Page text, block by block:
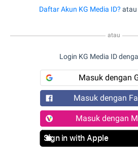
Daftar Akun KG Media ID? atau
atau
Login KG Media ID
Masuk dengan
Masuk dengan
Masuk dengan
Sign in with Apple